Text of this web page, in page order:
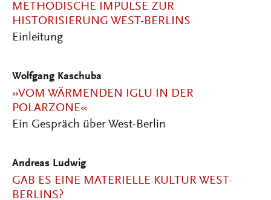
METHODISCHE IMPULSE ZUR
HISTORISIERUNG WEST-BERLINS
Einleitung
Wolfgang Kaschuba
»VOM WÄRMENDEN IGLU IN DER
POLARZONE«
Ein Gespräch über West-Berlin
Andreas Ludwig
GAB ES EINE MATERIELLE KULTUR WEST-
BERLINS?